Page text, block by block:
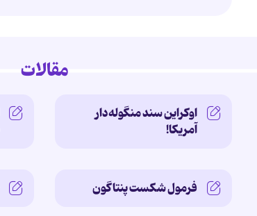
مقالات
اوکراین سند منگوله‌دار
آمریکا!
فرمول شکست پنتاگون